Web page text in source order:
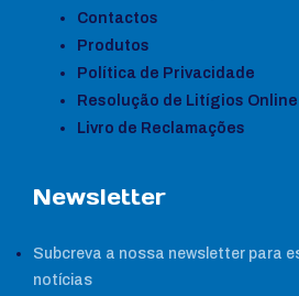
Contactos
Produtos
Política de Privacidade
Resolução de Litígios Online
Livro de Reclamações
Newsletter
Subcreva a nossa newsletter para
notícias